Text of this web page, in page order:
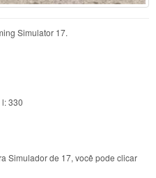
Simulator 17.
330
Simulador de 17, você pode clicar